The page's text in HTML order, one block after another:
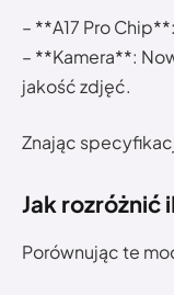
– **A17 Pro
– **Kamera**:
jakość zdjęć.
Znając
Jak rozróżnić
Porównując te